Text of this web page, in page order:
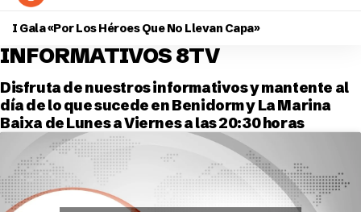
I Gala «Por Los Héroes Que No Llevan Capa»
INFORMATIVOS 8TV
Disfruta de nuestros informativos y mantente al
día de lo que sucede en Benidorm y La Marina
Baixa de Lunes a Viernes a las 20:30 horas